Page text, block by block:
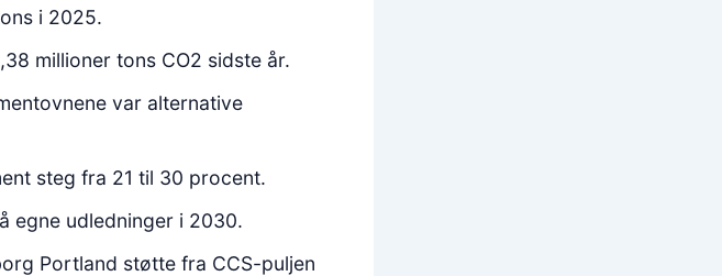
i 2025.
millioner tons CO2 sidste år.
var alternative
steg fra 21 til 30 procent.
egne udledninger i 2030.
Portland støtte fra CCS-puljen